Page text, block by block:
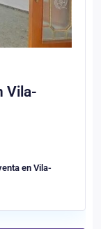
Vila-
en Vila-